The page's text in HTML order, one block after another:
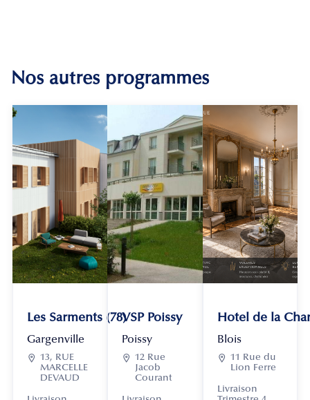
Nos autres programmes
Les Sarments (78)
Gargenville
 13, RUE
MARCELLE
DEVAUD
VSP Poissy
Poissy
 12 Rue
Jacob
Courant
Hotel de la
Blois
 11 Rue du
Lion Ferre
Livraison